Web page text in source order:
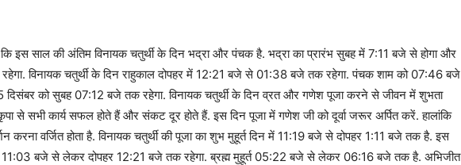
कि इस साल की अंतिम विनायक चतुर्थी के दिन भद्रा और पंचक है. भद्रा का प्रारंभ सुबह में 7:11 बजे से होगा और
विनायक चतुर्थी के दिन राहुकाल दोपहर में 12:21 बजे से 01:38 बजे तक रहेगा. पंचक शाम को 07:46 बजे
को सुबह 07:12 बजे तक रहेगा. विनायक चतुर्थी के दिन व्रत और गणेश पूजा करने से जीवन में शुभता
से सभी कार्य सफल होते हैं और संकट दूर होते हैं. इस दिन पूजा में गणेश जी को दूर्वा जरूर अर्पित करें. हालांकि
करना वर्जित होता है. विनायक चतुर्थी की पूजा का शुभ मुहूर्त दिन में 11:19 बजे से दोपहर 1:11 बजे तक है. इस
11:03 बजे से लेकर दोपहर 12:21 बजे तक रहेगा. ब्रह्म मुहूर्त 05:22 बजे से लेकर 06:16 बजे तक है. अभिजीत